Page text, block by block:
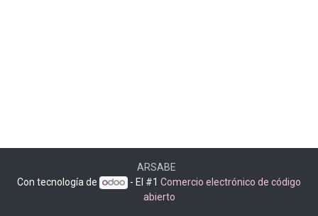
ARSABE
Con tecnología de
- El #1Comercio electrónico de código
abierto